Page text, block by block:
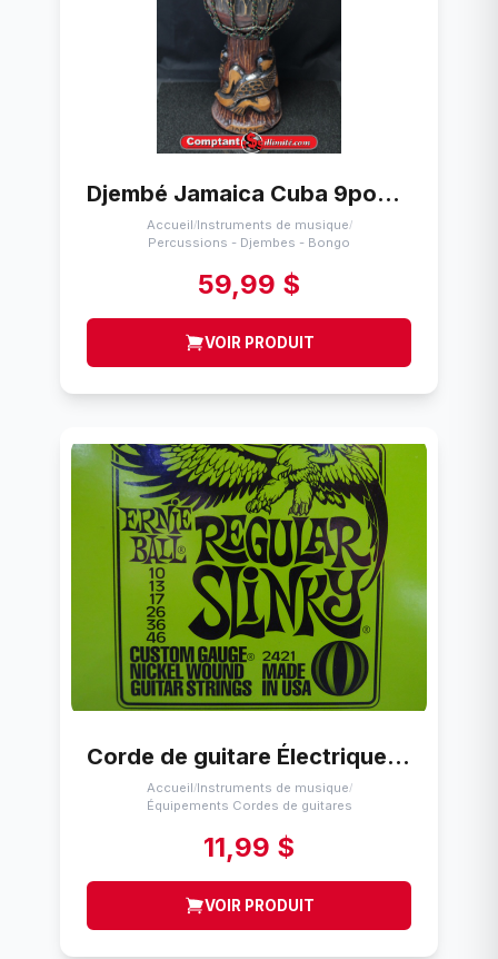
Djembé Jamaica Cuba 9pouces
Accueil/Instruments de musique/
Percussions - Djembes - Bongo
59,99 $
VOIR PRODUIT
Corde de guitare Électrique Ernie Ball Regular Slinky (10-46)
Accueil/Instruments de musique/
Équipements Cordes de guitares
11,99 $
VOIR PRODUIT